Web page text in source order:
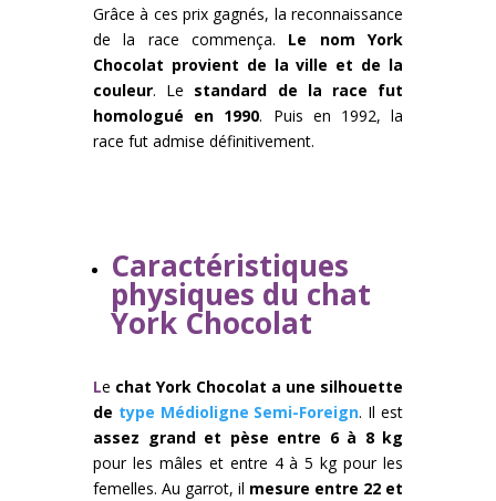
Grâce à ces prix gagnés, la reconnaissance
de la race commença. Le nom York
Chocolat provient de la ville et de la
couleur. Le standard de la race fut
homologué en 1990. Puis en 1992, la
race fut admise définitivement.
Caractéristiques
physiques du chat
York Chocolat
Le chat York Chocolat a une silhouette
de type Médioligne Semi-Foreign. Il est
assez grand et pèse entre 6 à 8 kg
pour les mâles et entre 4 à 5 kg pour les
femelles. Au garrot, il mesure entre 22 et